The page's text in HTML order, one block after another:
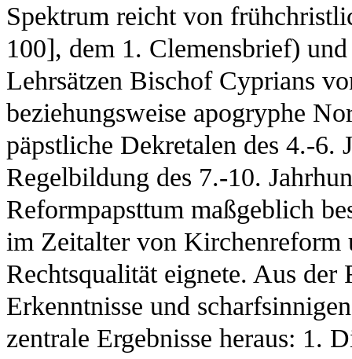
Spektrum reicht von
100], dem 1. Clemensbrief)
Lehrsätzen Bischof Cyprians
beziehungsweise apogryphe
päpstliche Dekretalen des 4.-6.
Regelbildung des 7.-10.
Reformpapsttum maßgeblich
im Zeitalter von Kirchenreform
Rechtsqualität eignete. Aus
Erkenntnisse und
zentrale Ergebnisse heraus: 1.